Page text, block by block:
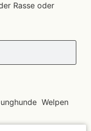
Rasse oder
Welpen